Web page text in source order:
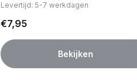
Levertijd: 5-7 werkdagen
€7,95
Bekijken